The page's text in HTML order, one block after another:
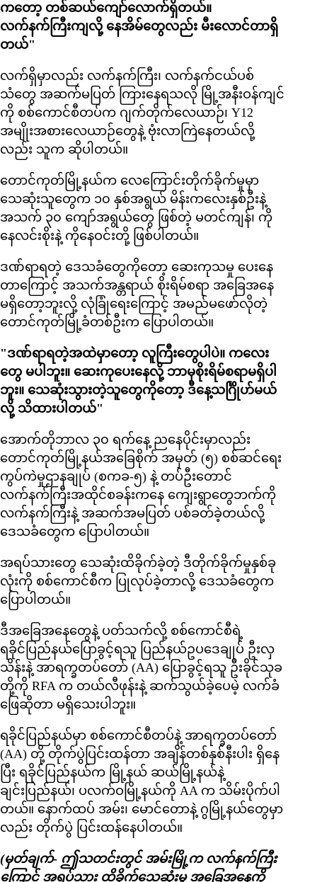
ကတော့ တစ်ဆယ်ကျော်လောက်ရှိတယ်။
လက်နက်ကြီးကျလို့ နေအိမ်တွေလည်း မီးလောင်တာရှိ
တယ်"
လက်ရှိမှာလည်း လက်နက်ကြီး၊ လက်နက်ငယ်ပစ်
သံတွေ အဆက်မပြတ် ကြားနေရသလို မြို့အနီးဝန်ကျင်
ကို စစ်ကောင်စီတပ်က ဂျက်တိုက်လေယာဉ်၊ Y12
အမျိုးအစားလေယာဉ်တွေနဲ့ ဗုံးလာကြဲနေတယ်လို့
လည်း သူက ဆိုပါတယ်။
တောင်ကုတ်မြို့နယ်က လေကြောင်းတိုက်ခိုက်မှုမှာ
သေဆုံးသူတွေက ၁၀ နှစ်အရွယ် မိန်းကလေးနှစ်ဦးနဲ့
အသက် ၃၀ ကျော်အရွယ်တွေ ဖြစ်တဲ့ မတင်ကျန်၊ ကို
နေလင်းစိုးနဲ့ ကိုနေဝင်းတို့ ဖြစ်ပါတယ်။
ဒဏ်ရာရတဲ့ ဒေသခံတွေကိုတော့ ဆေးကုသမှု ပေးနေ
တာကြောင့် အသက်အန္တရာယ် စိုးရိမ်စရာ အခြေအနေ
မရှိတော့ဘူးလို့ လုံခြုံရေးကြောင့် အမည်မဖော်လိုတဲ့
တောင်ကုတ်မြို့ခံတစ်ဦးက ပြောပါတယ်။
"ဒဏ်ရာရတဲ့အထဲမှာတော့ လူကြီးတွေပါပဲ။ ကလေး
တွေ မပါဘူး။ ဆေးကုပေးနေလို့ ဘာမှစိုးရိမ်စရာမရှိပါ
ဘူး။ သေဆုံးသွားတဲ့သူတွေကိုတော့ ဒီနေ့သင်္ဂြိုဟ်မယ်
လို့ သိထားပါတယ်"
အောက်တိုဘာလ ၃၀ ရက်နေ့ ညနေပိုင်းမှာလည်း
တောင်ကုတ်မြို့နယ်အခြေစိုက် အမှတ် (၅) စစ်ဆင်ရေး
ကွပ်ကဲမှုဌာနချုပ် (စကခ-၅) နဲ့ တပ်ဦးတောင်
လက်နက်ကြီးအထိုင်စခန်းကနေ ကျေးရွာတွေဘက်ကို
လက်နက်ကြီးနဲ့ အဆက်အမပြတ် ပစ်ခတ်ခဲ့တယ်လို့
ဒေသခံတွေက ပြောပါတယ်။
အရပ်သားတွေ သေဆုံးထိခိုက်ခဲ့တဲ့ ဒီတိုက်ခိုက်မှုနှစ်ခု
လုံးကို စစ်ကောင်စီက ပြုလုပ်ခဲ့တာလို့ ဒေသခံတွေက
ပြောပါတယ်။
ဒီအခြေအနေတွေနဲ့ ပတ်သက်လို့ စစ်ကောင်စီရဲ့
ရခိုင်ပြည်နယ်ပြောခွင့်ရသူ ပြည်နယ်ဥပဒေချုပ် ဦးလှ
သိန်းနဲ့ အာရက္ခတပ်တော် (AA) ပြောခွင့်ရသူ ဦးခိုင်သုခ
တို့ကို RFA က တယ်လီဖုန်းနဲ့ ဆက်သွယ်ခဲ့ပေမဲ့ လက်ခံ
ဖြေဆိုတာ မရှိသေးပါဘူး။
ရခိုင်ပြည်နယ်မှာ စစ်ကောင်စီတပ်နဲ့ အာရက္ခတပ်တော်
(AA) တို့ တိုက်ပွဲပြင်းထန်တာ အချိန်တစ်နှစ်နီးပါး ရှိနေ
ပြီး ရခိုင်ပြည်နယ်က မြို့နယ် ဆယ်မြို့နယ်နဲ့
ချင်းပြည်နယ်၊ ပလက်ဝမြို့နယ်ကို AA က သိမ်းပိုက်ပါ
တယ်။ နောက်ထပ် အမ်း၊ မောင်တောနဲ့ ဂွမြို့နယ်တွေမှာ
လည်း တိုက်ပွဲ ပြင်းထန်နေပါတယ်။
(မှတ်ချက်- ဤသတင်းတွင် အမ်းမြို့က လက်နက်ကြီး
ကြောင့် အရပ်သား ထိခိုက်သေဆုံးမှု အခြေအနေကို